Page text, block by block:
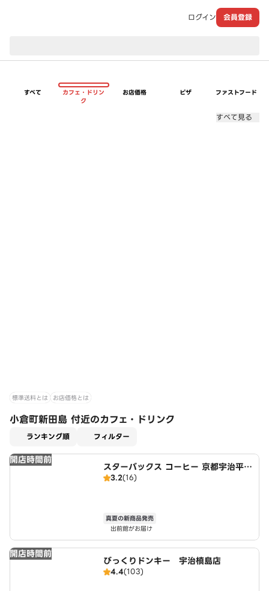
ログイン 会員登録
すべて
カフェ・ドリン
ク
お店価格 ピザ ファストフード
すべて見る
標準送料とは お店価格とは
小倉町新田島 付近のカフェ・ドリンク
ランキング順 フィルター
開店時間前
スターバックス コーヒー 京都宇治平等
院表参道店
3.2(16)
真夏の新商品発売
出前館がお届け
開店時間前
びっくりドンキー 宇治槙島店
4.4(103)